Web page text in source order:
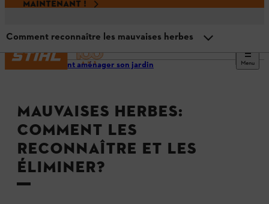
MAINTENANT !
Menu
Comment aménager son jardin
MAUVAISES HERBES:
COMMENT LES
RECONNAÎTRE ET LES
ÉLIMINER?
Comment reconnaître les mauvaises herbes
Qu’est-ce qui fait qu’une herbe est mauvaise ?
Mauvaises herbes se propageant par les racines